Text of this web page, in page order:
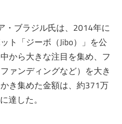
・ブラジル氏は、2014年に
ト「ジーボ（Jibo）」を公
から大きな注目を集め、フ
ァンディングなど）を大き
き集めた金額は、約371万
達した。